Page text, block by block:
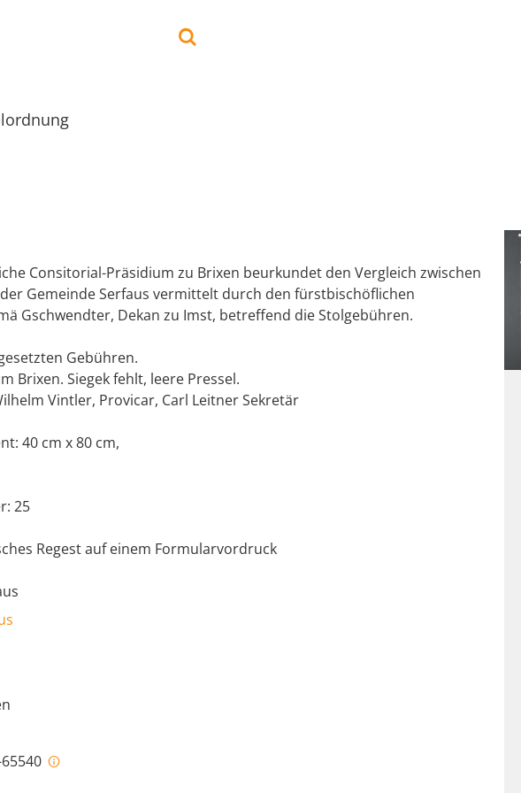
Consitorial-Präsidium zu Brixen beurkundet den Vergleich zwischen
Gemeinde Serfaus vermittelt durch den fürstbischöflichen
Gschwendter, Dekan zu Imst, betreffend die Stolgebühren.
Gebühren.
Brixen. Siegek fehlt, leere Pressel.
Vintler, Provicar, Carl Leitner Sekretär
40 cm x 80 cm,
25
Regest auf einem Formularvordruck